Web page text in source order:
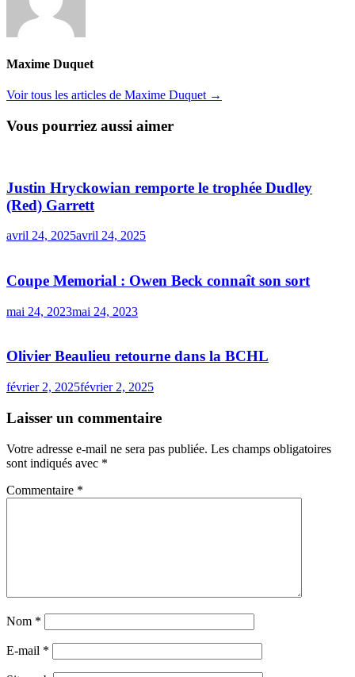
Maxime Duquet
Voir tous les articles de Maxime Duquet →
Vous pourriez aussi aimer
Justin Hryckowian remporte le trophée Dudley
(Red) Garrett
avril 24, 2025avril 24, 2025
Coupe Memorial : Owen Beck connaît son sort
mai 24, 2023mai 24, 2023
Olivier Beaulieu retourne dans la BCHL
février 2, 2025février 2, 2025
Laisser un commentaire
Votre adresse e-mail ne sera pas publiée. Les champs obligatoires
sont indiqués avec *
Commentaire *
Nom *
E-mail *